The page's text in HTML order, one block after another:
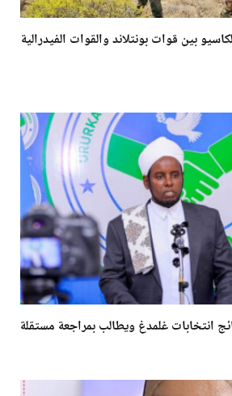
بين قوات بونتلاند والقوات الفيدرالية
انتخابات غلمدغ ويطالب بمراجعة مستقلة